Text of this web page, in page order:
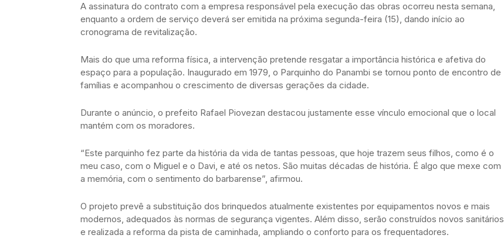
A assinatura do contrato com a empresa responsável pela execução das obras ocorreu nesta semana,
enquanto a ordem de serviço deverá ser emitida na próxima segunda-feira (15), dando início ao
cronograma de revitalização.
Mais do que uma reforma física, a intervenção pretende resgatar a importância histórica e afetiva do
espaço para a população. Inaugurado em 1979, o Parquinho do Panambi se tornou ponto de encontro de
famílias e acompanhou o crescimento de diversas gerações da cidade.
Durante o anúncio, o prefeito Rafael Piovezan destacou justamente esse vínculo emocional que o local
mantém com os moradores.
“Este parquinho fez parte da história da vida de tantas pessoas, que hoje trazem seus filhos, como é o
meu caso, com o Miguel e o Davi, e até os netos. São muitas décadas de história. É algo que mexe com
a memória, com o sentimento do barbarense”, afirmou.
O projeto prevê a substituição dos brinquedos atualmente existentes por equipamentos novos e mais
modernos, adequados às normas de segurança vigentes. Além disso, serão construídos novos sanitários
e realizada a reforma da pista de caminhada, ampliando o conforto para os frequentadores.